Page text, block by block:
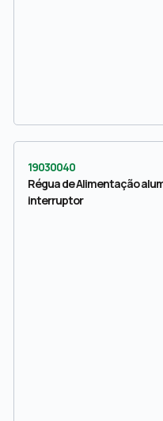
19030040
Régua de Alimentação
interruptor